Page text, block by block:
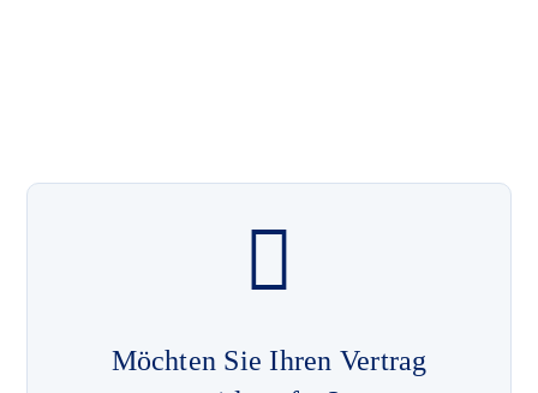
Möchten Sie Ihren Vertrag